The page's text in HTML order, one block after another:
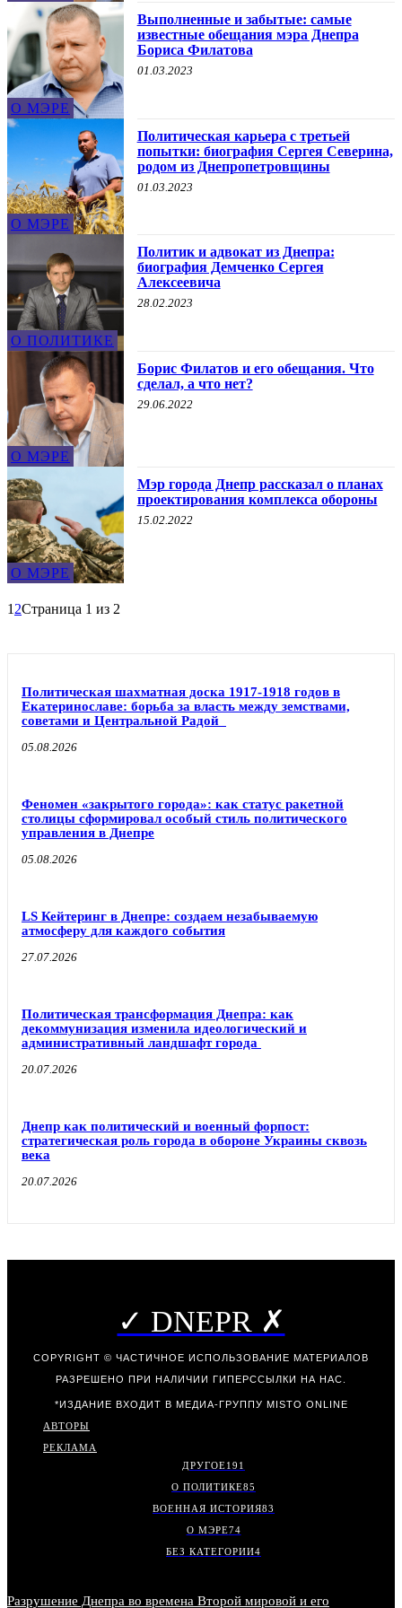
О МЭРЕ
Выполненные и забытые: самые
известные обещания мэра Днепра
Бориса Филатова
01.03.2023
О МЭРЕ
Политическая карьера с третьей
попытки: биография Сергея Северина,
родом из Днепропетровщины
01.03.2023
О ПОЛИТИКЕ
Политик и адвокат из Днепра:
биография Демченко Сергея
Алексеевича
28.02.2023
О МЭРЕ
Борис Филатов и его обещания. Что
сделал, а что нет?
29.06.2022
О МЭРЕ
Мэр города Днепр рассказал о планах
проектирования комплекса обороны
15.02.2022
1 2Страница 1 из 2
Политическая шахматная доска 1917-1918 годов в
Екатеринославе: борьба за власть между земствами,
советами и Центральной Радой
05.08.2026
Феномен «закрытого города»: как статус ракетной
столицы сформировал особый стиль политического
управления в Днепре
05.08.2026
LS Кейтеринг в Днепре: создаем незабываемую
атмосферу для каждого события
27.07.2026
Политическая трансформация Днепра: как
декоммунизация изменила идеологический и
административный ландшафт города
20.07.2026
Днепр как политический и военный форпост:
стратегическая роль города в обороне Украины сквозь
века
20.07.2026
✓ DNEPR ✗
COPYRIGHT © ЧАСТИЧНОЕ ИСПОЛЬЗОВАНИЕ МАТЕРИАЛОВ
РАЗРЕШЕНО ПРИ НАЛИЧИИ ГИПЕРССЫЛКИ НА НАС.
*ИЗДАНИЕ ВХОДИТ В МЕДИА-ГРУППУ MISTO ONLINE
АВТОРЫ
РЕКЛАМА
ДРУГОЕ191
О ПОЛИТИКЕ85
ВОЕННАЯ ИСТОРИЯ83
О МЭРЕ74
БЕЗ КАТЕГОРИИ4
Разрушение Днепра во времена Второй мировой и его